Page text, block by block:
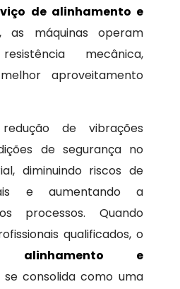
de alinhamento e
, as máquinas operam
mecânica,
aproveitamento
de vibrações
de segurança no
diminuindo riscos de
e aumentando a
processos. Quando
qualificados, o
alinhamento e
se consolida como uma